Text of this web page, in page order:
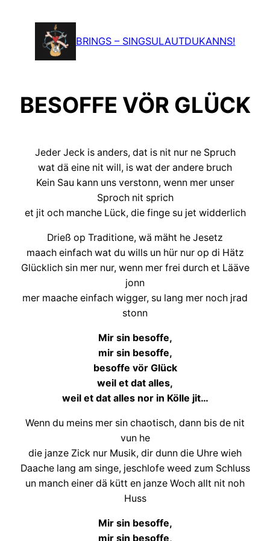
springen
BRINGS – SINGSULAUTDUKANNS!
BESOFFE VÖR GLÜCK
Jeder Jeck is anders, dat is nit nur ne Spruch
wat dä eine nit will, is wat der andere bruch
Kein Sau kann uns verstonn, wenn mer unser
Sproch nit sprich
et jit och manche Lück, die finge su jet widderlich
Drieß op Traditione, wä mäht he Jesetz
maach einfach wat du wills un hür nur op di Hätz
Glücklich sin mer nur, wenn mer frei durch et Lääve
jonn
mer maache einfach wigger, su lang mer noch jrad
stonn
Mir sin besoffe,
mir sin besoffe,
besoffe vör Glück
weil et dat alles,
weil et dat alles nor in Kölle jit…
Wenn du meins mer sin chaotisch, dann bis de nit
vun he
die janze Zick nur Musik, dir dunn die Uhre wieh
Daache lang am singe, jeschlofe weed zum Schluss
un manch einer dä kütt en janze Woch allt nit noh
Huss
Mir sin besoffe,
mir sin besoffe,